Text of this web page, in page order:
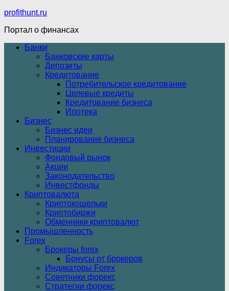
profithunt.ru
Портал о финансах
Банки
Банковские карты
Депозиты
Кредитование
Потребительское кредитование
Целевые кредиты
Кредитование бизнеса
Ипотека
Бизнес
Бизнес идеи
Планирование бизнеса
Инвестиции
Фондовый рынок
Акции
Законодательство
Инвестфонды
Криптовалюта
Криптокошельки
Криптобиржи
Обменники криптовалют
Промышленность
Forex
Брокеры forex
Бонусы от брокеров
Индикаторы Forex
Советники форекс
Стратегии форекс